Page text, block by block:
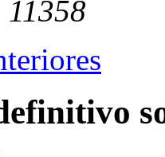
11358